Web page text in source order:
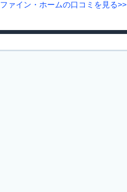
ファイン・ホームの口コミを見る>>